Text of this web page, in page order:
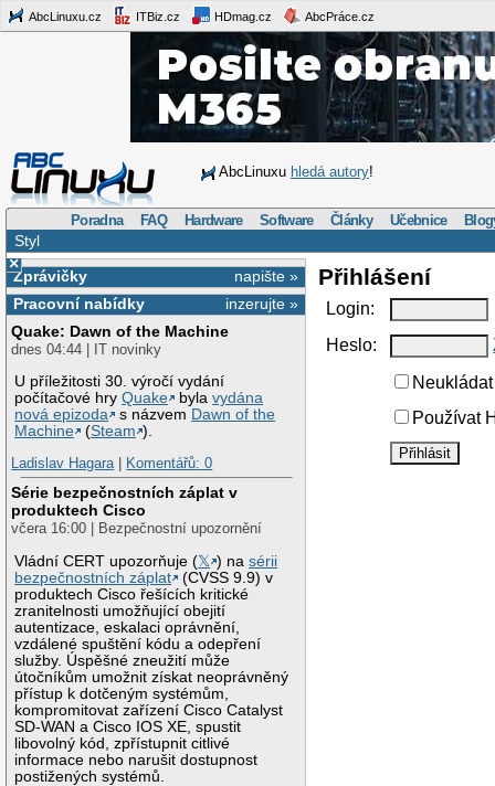
AbcLinuxu.cz ITBiz.cz HDmag.cz AbcPráce.cz
AbcLinuxu hledá autory!
Poradna FAQ Hardware Software Články Učebnice
Styl
×
napište »
Zprávičky
inzerujte »
Pracovní nabídky
Quake: Dawn of the Machine
dnes 04:44 | IT novinky
U příležitosti 30. výročí vydání
počítačové hryQuake bylavydána
nová epizoda
s názvem Dawn of the
Machine
(Steam ).
Ladislav Hagara| Komentářů: 0
Série bezpečnostních záplat v
produktech Cisco
včera 16:00 | Bezpečnostní upozornění
Vládní CERT upozorňuje (𝕏 ) nasérii
bezpečnostních záplat
(CVSS 9.9) v
produktech Cisco řešících kritické
zranitelnosti umožňující obejití
autentizace, eskalaci oprávnění,
vzdálené spuštění kódu a odepření
služby. Úspěšné zneužití může
útočníkům umožnit získat neoprávněný
přístup k dotčeným systémům,
kompromitovat zařízení Cisco Catalyst
SD-WAN a Cisco IOS XE, spustit
libovolný kód, zpřístupnit citlivé
informace nebo narušit dostupnost
postižených systémů.
Přihlášení
Login:
Heslo:
Používat